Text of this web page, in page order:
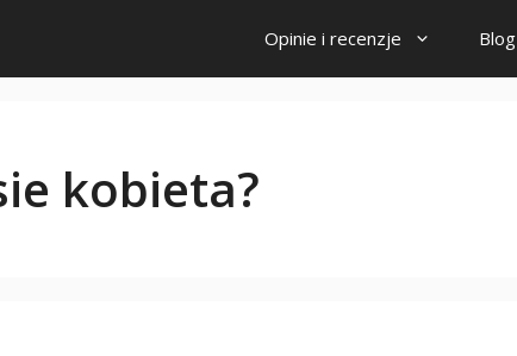
Opinie i recenzje Blog
kobieta?